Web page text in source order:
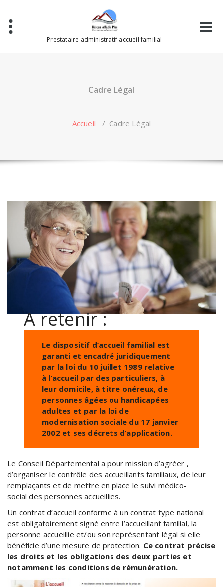
contenu
Prestataire administratif accueil familial
Cadre Légal
Accueil / Cadre Légal
A retenir :
Le dispositif d’accueil familial est
garanti et encadré juridiquement
par la loi du 10 juillet 1989 relative
à l’accueil par des particuliers, à
leur domicile, à titre onéreux, de
personnes âgées ou handicapées
adultes et par la loi de
modernisation sociale du 17 janvier
2002 et ses décrets d’application.
Le Conseil Départemental a pour mission d’agréer ,
d’organiser le contrôle des accueillants familiaux, de leur
remplaçants et de mettre en place le suivi médico-
social des personnes accueillies.
Un contrat d’accueil conforme à un contrat type national
est obligatoirement signé entre l’accueillant familial, la
personne accueillie et/ou son représentant légal si elle
bénéficie d’une mesure de protection. Ce contrat précise
les droits et les obligations des deux parties et
notamment les conditions de rémunération.